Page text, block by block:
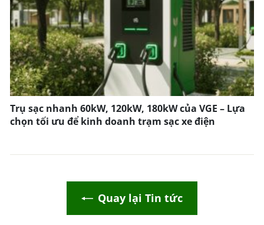
Trụ sạc nhanh 60kW, 120kW, 180kW của VGE – Lựa
chọn tối ưu để kinh doanh trạm sạc xe điện
Quay lại Tin tức